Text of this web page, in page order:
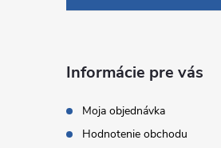
Informácie pre vás
Moja objednávka
Hodnotenie obchodu